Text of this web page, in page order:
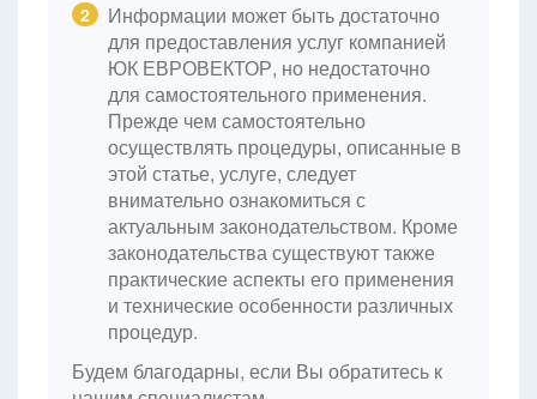
2
Информации может быть достаточно
для предоставления услуг компанией
ЮК ЕВРОВЕКТОР, но недостаточно
для самостоятельного применения.
Прежде чем самостоятельно
осуществлять процедуры, описанные в
этой статье, услуге, следует
внимательно ознакомиться с
актуальным законодательством. Кроме
законодательства существуют также
практические аспекты его применения
и технические особенности различных
процедур.
Будем благодарны, если Вы обратитесь к